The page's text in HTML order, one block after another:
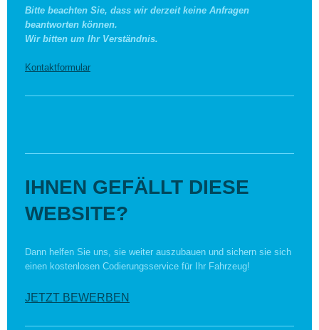
Bitte beachten Sie, dass wir derzeit keine Anfragen
beantworten können.
Wir bitten um Ihr Verständnis.
Kontaktformular
IHNEN GEFÄLLT DIESE
WEBSITE?
Dann helfen Sie uns, sie weiter auszubauen und sichern sie sich
einen kostenlosen Codierungsservice für Ihr Fahrzeug!
JETZT BEWERBEN